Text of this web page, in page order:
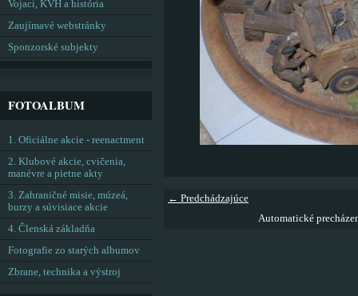
← Predchádzajúce
Automatické
Vojaci, KVH a história
Zaujímavé webstránky
Sponzorské subjekty
FOTOALBUM
1. Oficiálne akcie - reenactment
2. Klubové akcie, cvičenia,
manévre a pietne akty
3. Zahraničné misie, múzeá,
burzy a súvisiace akcie
4. Členská základňa
Fotografie zo starých albumov
Zbrane, technika a výstroj